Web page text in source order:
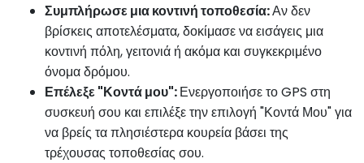
Συμπλήρωσε μια κοντινή τοποθεσία:Αν δεν
βρίσκεις αποτελέσματα, δοκίμασε να εισάγεις μια
κοντινή πόλη, γειτονιά ή ακόμα και συγκεκριμένο
όνομα δρόμου.
Επέλεξε "Κοντά μου":Ενεργοποιήσε το GPS στη
συσκευή σου και επιλέξε την επιλογή "Κοντά Μου" για
να βρείς τα πλησιέστερα κουρεία βάσει της
τρέχουσας τοποθεσίας σου.